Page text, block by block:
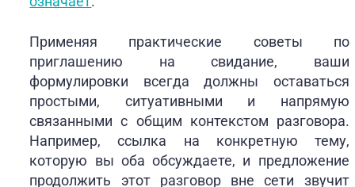
Применяя практические советы по
приглашению на свидание, ваши
формулировки всегда должны оставаться
простыми, ситуативными и напрямую
связанными с общим контекстом разговора.
Например, ссылка на конкретную тему,
которую вы оба обсуждаете, и предложение
продолжить этот разговор вне сети звучит